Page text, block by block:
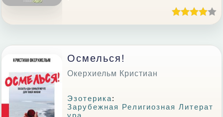
Осмелься!
Окерхиельм Кристиан
Эзотерика:
Зарубежная Религиозная Литерат
Ура